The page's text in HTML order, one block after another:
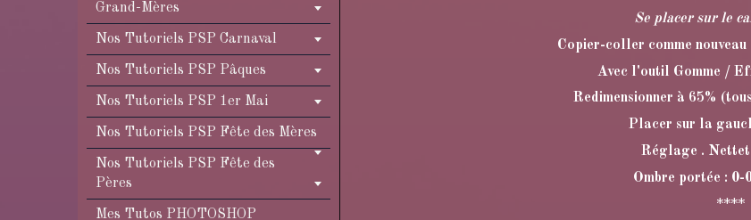
Se placer sur le
Copier-coller comme
Avec l'outil Gomme /
Redimensionner à 65%
Placer sur la
Réglage .
Ombre portée :
****
Grand-Mères
Nos Tutoriels PSP Carnaval
Nos Tutoriels PSP Pâques
Nos Tutoriels PSP 1er Mai
Nos Tutoriels PSP Fête des Mères
Nos Tutoriels PSP Fête des
Pères
Mes Tutos PHOTOSHOP